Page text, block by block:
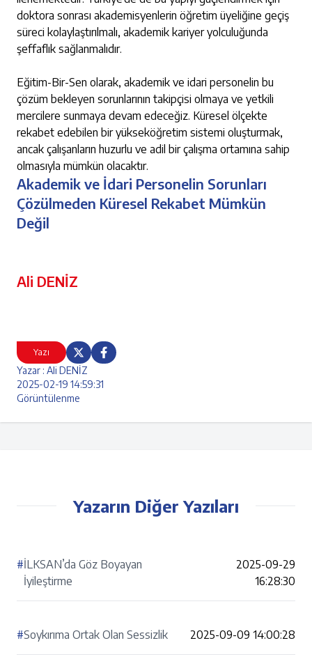
Yazı
Yazar : Ali DENİZ
2025-02-19 14:59:31
Görüntülenme
Akademik ve İdari Personelin Sorunları
Çözülmeden Küresel Rekabet Mümkün
Değil
Ali DENİZ
doktora sonrası akademisyenlerin öğretim üyeliğine geçiş
süreci kolaylaştırılmalı, akademik kariyer yolculuğunda
şeffaflık sağlanmalıdır.
Eğitim-Bir-Sen olarak, akademik ve idari personelin bu
çözüm bekleyen sorunlarının takipçisi olmaya ve yetkili
mercilere sunmaya devam edeceğiz. Küresel ölçekte
rekabet edebilen bir yükseköğretim sistemi oluşturmak,
ancak çalışanların huzurlu ve adil bir çalışma ortamına sahip
olmasıyla mümkün olacaktır.
Yazarın Diğer Yazıları
#İLKSAN’da Göz Boyayan
İyileştirme
2025-09-29
16:28:30
#Soykırıma Ortak Olan Sessizlik 2025-09-09 14:00:28